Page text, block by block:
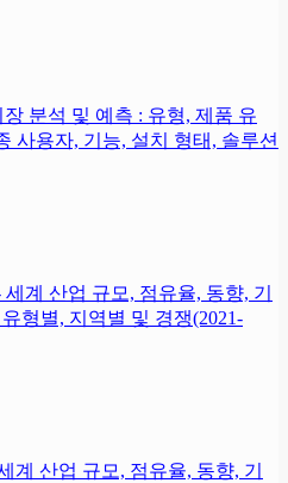
분석 및 예측 : 유형, 제품 유
사용자, 기능, 설치 형태, 솔루션
계 산업 규모, 점유율, 동향, 기
형별, 지역별 및 경쟁(2021-
계 산업 규모, 점유율, 동향, 기